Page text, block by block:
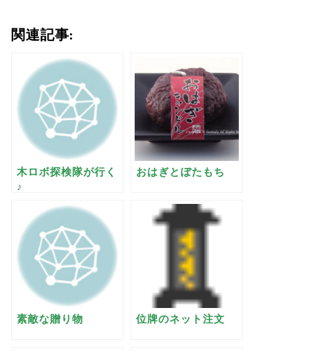
関連記事:
木ロボ探検隊が行く
♪
おはぎとぼたもち
素敵な贈り物 位牌のネット注文